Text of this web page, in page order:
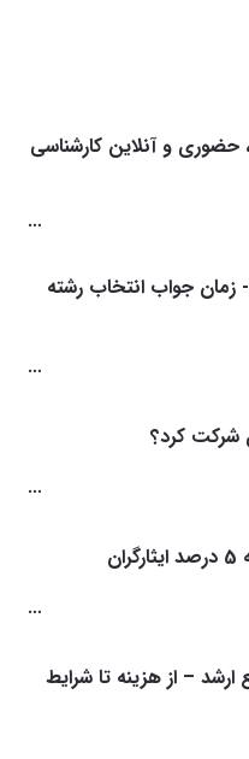
حضوری و آنلاین کارشناسی
اعلام نتایج نهایی کنکور ارشد 1404 - زمان جواب انتخاب رشته
شرکت کرد؟
– از هزینه تا شرایط